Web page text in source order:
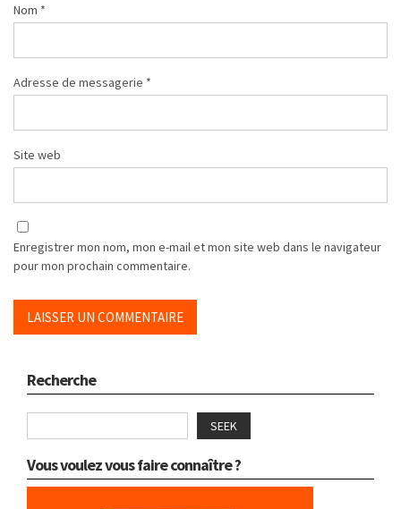
Nom *
Adresse de messagerie *
Site web
Enregistrer mon nom, mon e-mail et mon site web dans le navigateur
pour mon prochain commentaire.
Recherche
SEEK
Vous voulez vous faire connaître ?